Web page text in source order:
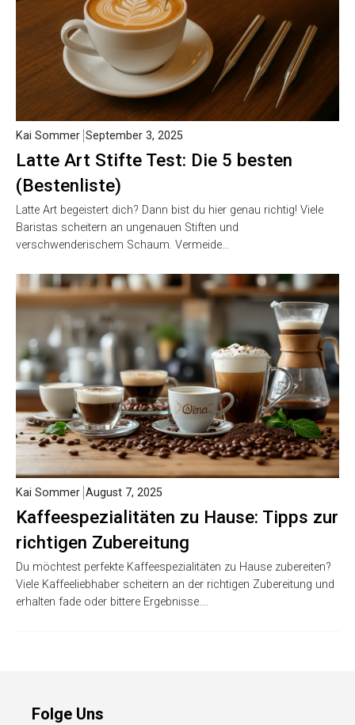
Latte Art Stifte Test: Die 5 besten
(Bestenliste)
Kai Sommer September 3, 2025
Latte Art begeistert dich? Dann bist du hier genau richtig! Viele
Baristas scheitern an ungenauen Stiften und
verschwenderischem Schaum. Vermeide…
Kaffeespezialitäten zu Hause: Tipps zur
richtigen Zubereitung
Kai Sommer August 7, 2025
Du möchtest perfekte Kaffeespezialitäten zu Hause zubereiten?
Viele Kaffeeliebhaber scheitern an der richtigen Zubereitung und
erhalten fade oder bittere Ergebnisse….
Folge Uns